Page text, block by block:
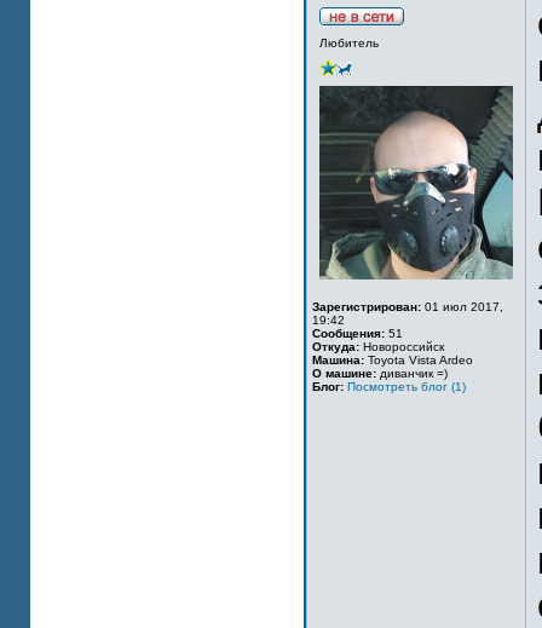
Любитель
Зарегистрирован: 01 июл 2017,
19:42
Сообщения: 51
Откуда: Новороссийск
Машина: Toyota Vista Ardeo
О машине: диванчик =)
Блог: Посмотреть блог (1)